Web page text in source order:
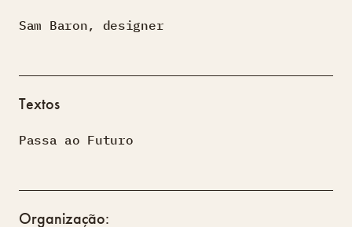
Sam Baron, designer
Textos
Passa ao Futuro
Organização: